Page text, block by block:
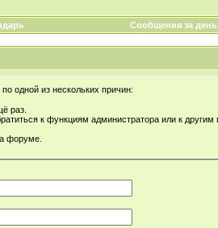
Сообщения за день
одной из нескольких причин:
раз.
к функциям администратора или к другим
форуме.